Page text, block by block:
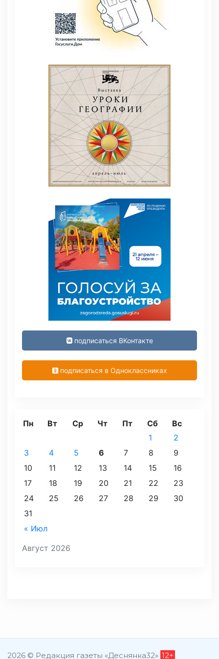
подписаться ВКонтакте
подписаться в Одноклассниках
Август 2026
Пн Вт Ср Чт Пт Сб Вс
« Июл
1
2
3
4 5 6 7 8
9
10
11 12 13 14 15
16
17
18 19 20 21 22
23
24
25 26 27 28 29
30
31
2026 © Редакция газеты «Деснянка32» 12+